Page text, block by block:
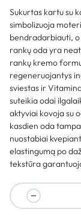
Sukurtas kartu su
simbolizuoja
bendradarbiauti,
rankų oda yra
rankų kremo
regeneruojantys
sviestas ir
suteikia odai
aktyviai kovoja su
kasdien oda
nuostabiai
elastingumą po
tekstūra